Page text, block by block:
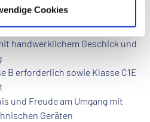
Cookies
/
m/w/d oder
handwerklichem Geschick und
B erforderlich sowie Klasse C1E
und Freude am Umgang mit
Geräten